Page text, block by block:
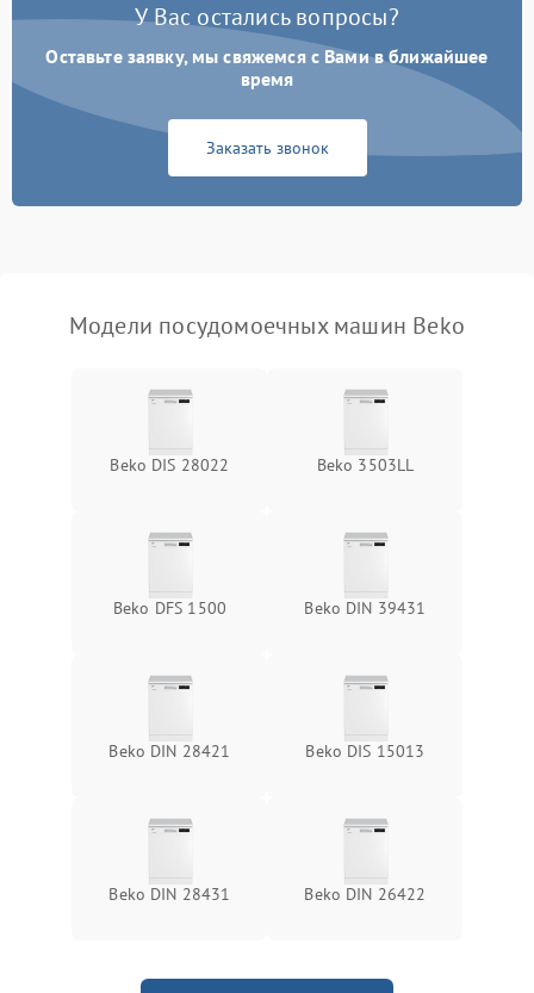
Не работает сушилка 2100 ₽ Подробнее →
Сбои в работе таймера 1700 ₽
У Вас остались вопросы?
Оставьте заявку, мы свяжемся с Вами в ближайшее
время
Заказать звонок
Модели посудомоечных машин Beko
Beko DIS 28022 Beko 3503LL
Beko DFS 1500 Beko DIN 39431
Beko DIN 28421 Beko DIS 15013
Beko DIN 28431 Beko DIN 26422